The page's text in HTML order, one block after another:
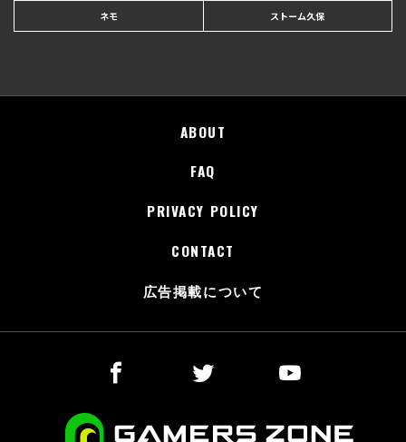
ネモ ストーム久保
ABOUT
FAQ
PRIVACY POLICY
CONTACT
広告掲載について